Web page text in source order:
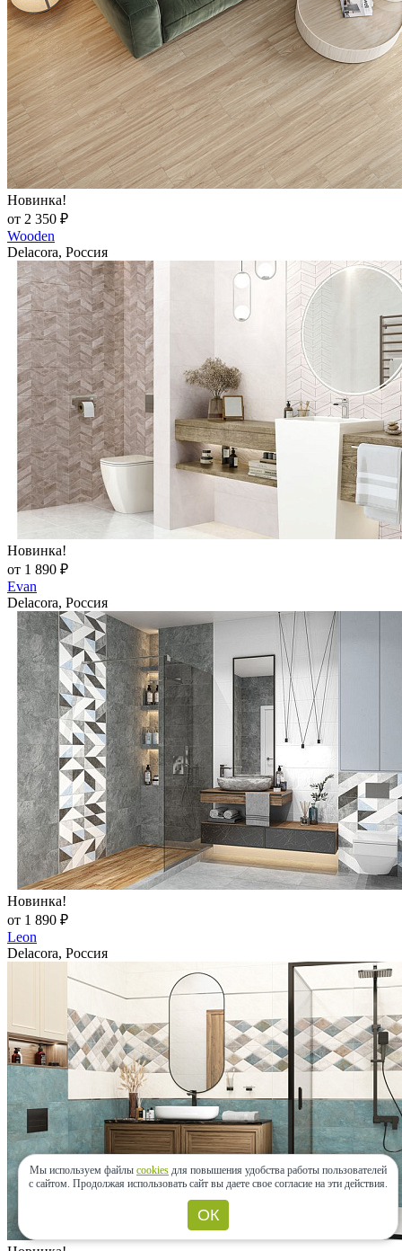
Новинка!
от 2 350 ₽
Wooden
Delacora, Россия
Новинка!
от 1 890 ₽
Evan
Delacora, Россия
Новинка!
от 1 890 ₽
Leon
Delacora, Россия
Мы используем файлы cookies для повышения удобства работы пользователей
с сайтом. Продолжая использовать сайт вы даете свое согласие на эти действия.
ОК